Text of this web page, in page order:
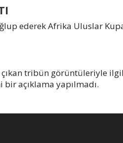
ederek Afrika Uluslar
çıkan tribün görüntüleriyle
açıklama yapılmadı.